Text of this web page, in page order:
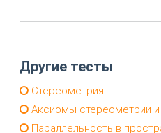
Другие тесты
Стереометрия
Аксиомы стереометрии и
Параллельность в